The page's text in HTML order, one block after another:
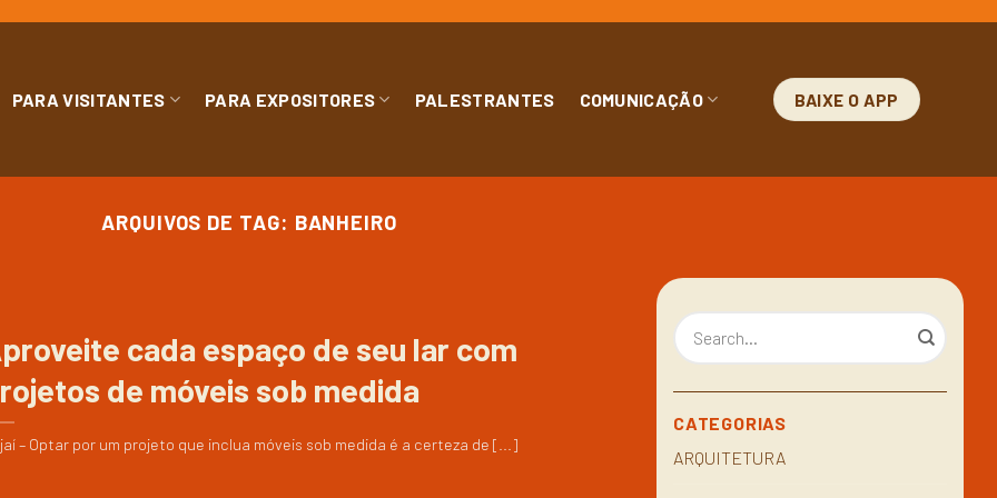
PARA VISITANTES PARA EXPOSITORES PALESTRANTES COMUNICAÇÃO BAIXE O APP
ARQUIVOS DE TAG: BANHEIRO
cada espaço de seu lar com
de móveis sob medida
– Optar por um projeto que inclua móveis sob medida é a certeza de [...]
CATEGORIAS
ARQUITETURA